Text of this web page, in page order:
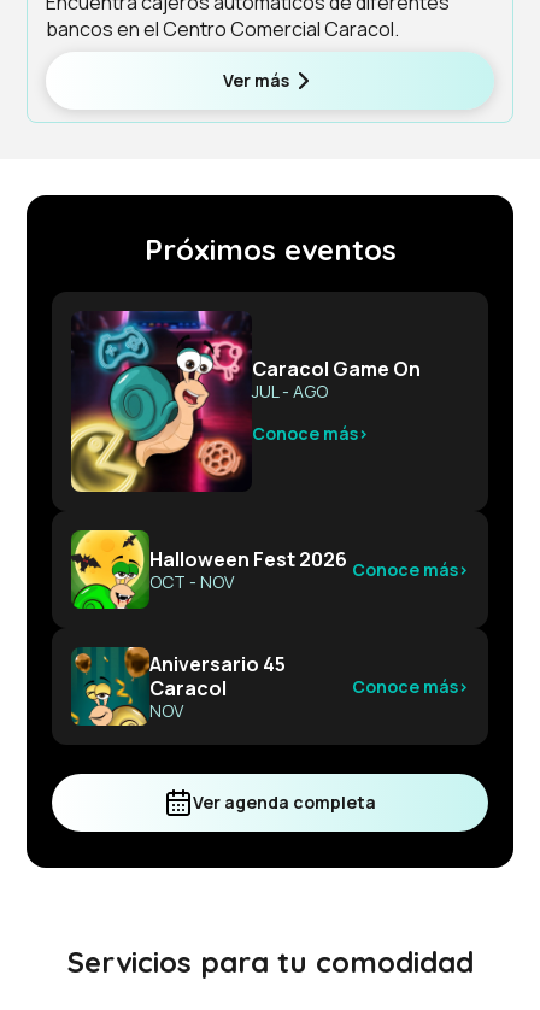
bancos en el Centro Comercial Caracol.
Ver más
Próximos eventos
Caracol Game On
JUL - AGO
Conoce más›
Halloween Fest 2026
OCT - NOV
Conoce más›
Aniversario 45
Caracol
NOV
Conoce más›
Ver agenda completa
Servicios para tu comodidad